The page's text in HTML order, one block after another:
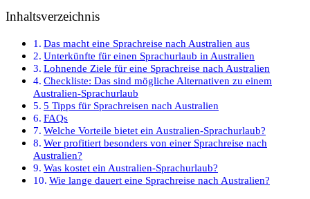
Inhaltsverzeichnis
Das macht eine Sprachreise nach Australien aus
Unterkünfte für einen Sprachurlaub in Australien
Lohnende Ziele für eine Sprachreise nach Australien
Checkliste: Das sind mögliche Alternativen zu einem
Australien-Sprachurlaub
5 Tipps für Sprachreisen nach Australien
FAQs
Welche Vorteile bietet ein Australien-Sprachurlaub?
Wer profitiert besonders von einer Sprachreise nach
Australien?
Was kostet ein Australien-Sprachurlaub?
Wie lange dauert eine Sprachreise nach Australien?